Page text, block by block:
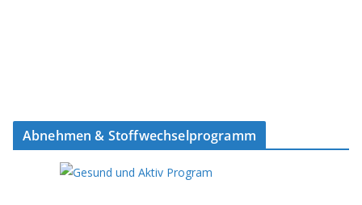
Abnehmen & Stoffwechselprogramm